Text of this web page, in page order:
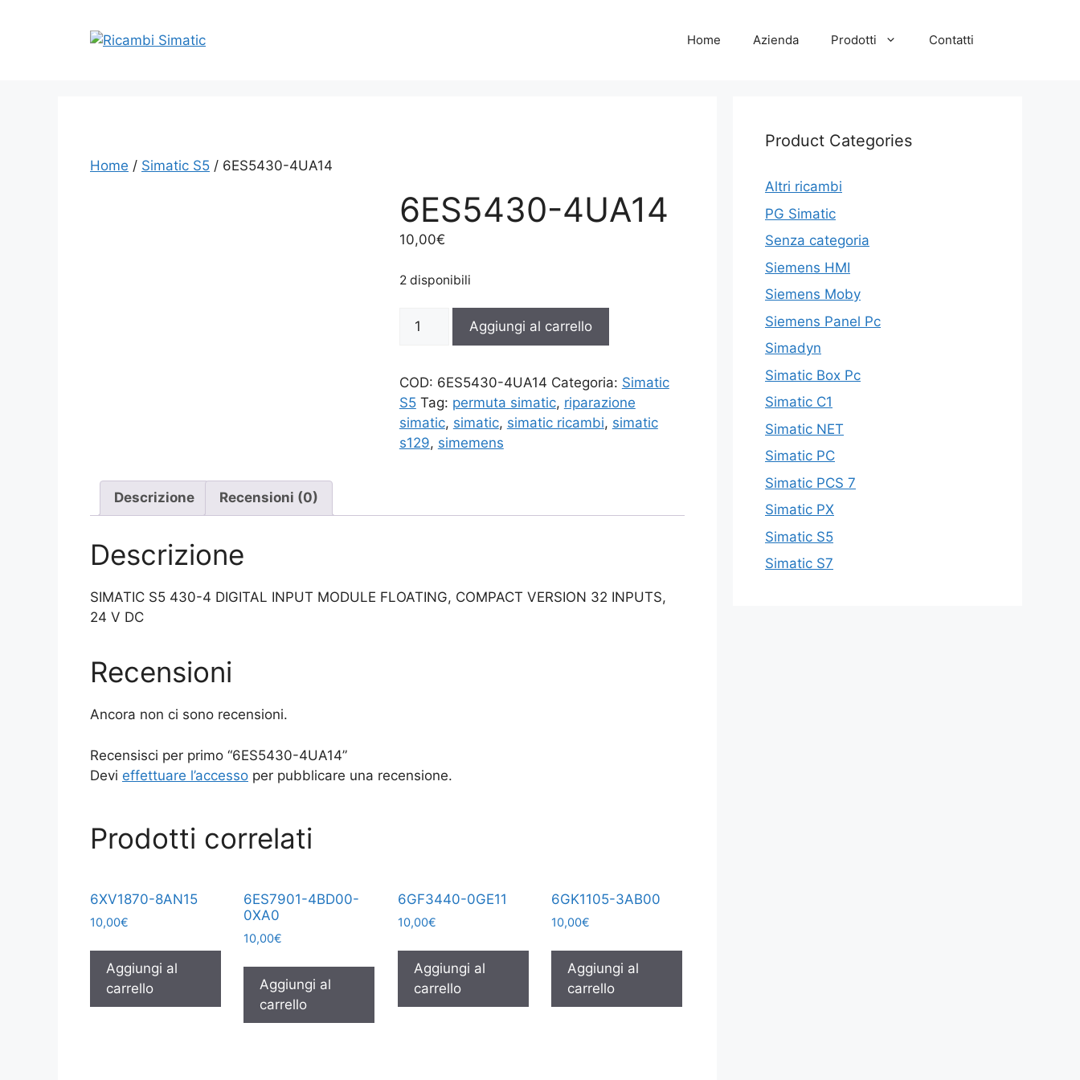
Home Azienda Prodotti Contatti
Home / Simatic S5 / 6ES5430-4UA14
6ES5430-4UA14
10,00€
2 disponibili
4UA14
Aggiungi al carrello
COD: 6ES5430-4UA14 Categoria: Simatic
S5 Tag: permuta simatic, riparazione
simatic, simatic, simatic ricambi, simatic
s129, simemens
Descrizione Recensioni (0)
Descrizione
SIMATIC S5 430-4 DIGITAL INPUT MODULE FLOATING, COMPACT VERSION 32 INPUTS,
24 V DC
Recensioni
Ancora non ci sono recensioni.
Recensisci per primo “6ES5430-4UA14”
Devi effettuare l’accesso per pubblicare una recensione.
Prodotti correlati
6XV1870-8AN15
10,00€
Aggiungi al
carrello
6ES7901-4BD00-
0XA0
10,00€
Aggiungi al
carrello
6GF3440-0GE11
10,00€
Aggiungi al
carrello
6GK1105-3AB00
10,00€
Aggiungi al
carrello
Product Categories
Altri ricambi
PG Simatic
Senza categoria
Siemens HMI
Siemens Moby
Siemens Panel Pc
Simadyn
Simatic Box Pc
Simatic C1
Simatic NET
Simatic PC
Simatic PCS 7
Simatic PX
Simatic S5
Simatic S7